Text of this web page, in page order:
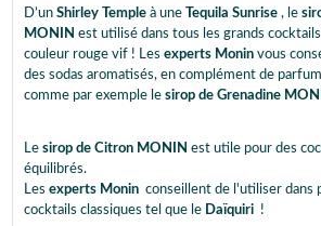
D’un Shirley Temple à une Tequila Sunrise , le
MONIN est utilisé dans tous les grands
couleur rouge vif ! Les experts Monin vous
des sodas aromatisés, en complément de
comme par exemple le sirop de Grenadine
Le sirop de Citron MONIN est utile pour des
équilibrés.
Les experts Monin conseillent de l'utiliser dans
cocktails classiques tel que le Daïquiri !